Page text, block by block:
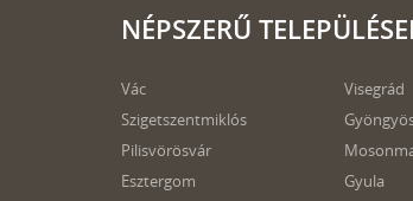
NÉPSZERŰ
Vác
Szigetszentmiklós
Pilisvörösvár
Esztergom
Visegrád
Gyula